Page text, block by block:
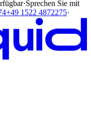
·Sprechen Sie mit
+49 1522 4872275·